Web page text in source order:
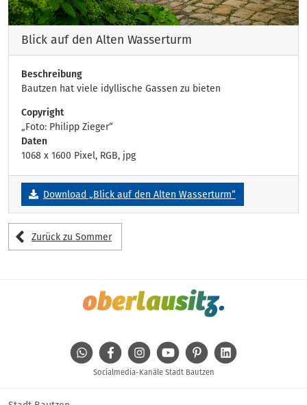
Blick auf den Alten Wasserturm
Beschreibung
Bautzen hat viele idyllische Gassen zu bieten
Copyright
„Foto: Philipp Zieger“
Daten
1068 x 1600 Pixel, RGB, jpg
Download „Blick auf den Alten Wasserturm“
Zurück zu Sommer
WhatsAppFacebookInstagramYoutube Pinterest
Socialmedia-Kanäle Stadt Bautzen